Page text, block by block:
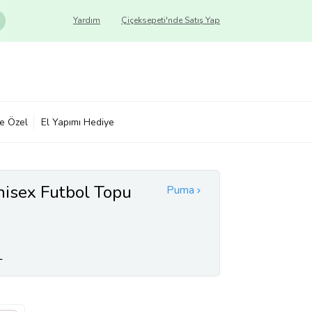
Çiçeksepeti'nde Satış Yap
Yardım
Özel El Yapımı Hediye
Puma
Futbol Topu